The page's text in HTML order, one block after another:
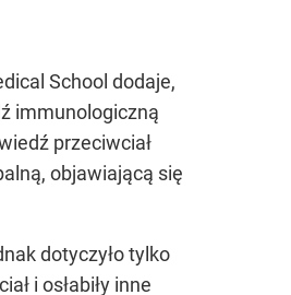
School dodaje,
immunologiczną
przeciwciał
objawiającą się
dotyczyło tylko
i osłabiły inne